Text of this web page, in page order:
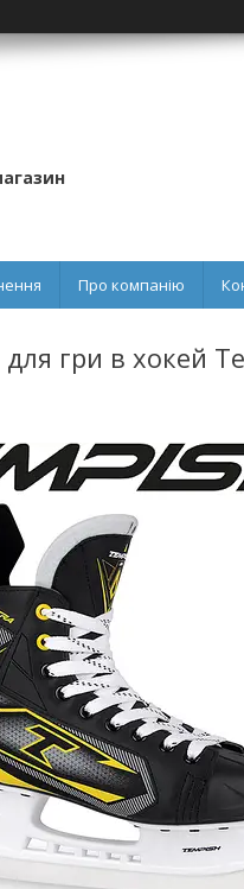
Про компанію
гри в хокей